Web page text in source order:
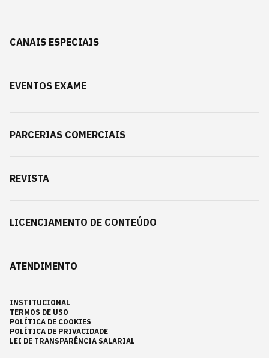
CANAIS ESPECIAIS
EVENTOS EXAME
PARCERIAS COMERCIAIS
REVISTA
LICENCIAMENTO DE CONTEÚDO
ATENDIMENTO
INSTITUCIONAL
TERMOS DE USO
POLÍTICA DE COOKIES
POLÍTICA DE PRIVACIDADE
LEI DE TRANSPARÊNCIA SALARIAL